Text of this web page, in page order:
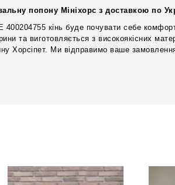
попону Мініхорс з доставкою по
кінь буде почувати себе
та виготовляється з високоякісних
Хорсіпет. Ми відправимо ваше